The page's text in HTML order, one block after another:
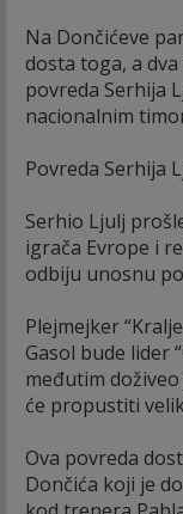
Na Dončićeve
dosta toga, a
povreda Serhija
nacionalnim
Povreda Serhija
Serhio Ljulj
igrača Evrope i
odbiju unosnu
Plejmejker
Gasol bude lider
međutim
će propustiti
Ova povreda
Dončića koji je